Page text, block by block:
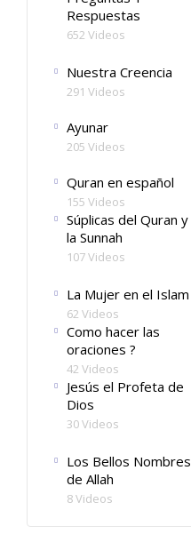
Respuestas
652 Videos
Nuestra Creencia
291 Videos
Ayunar
205 Videos
Quran en español
155 Videos
Súplicas del Quran y
la Sunnah
107 Videos
La Mujer en el Islam
62 Videos
Como hacer las
oraciones ?
42 Videos
Jesús el Profeta de
Dios
30 Videos
Los Bellos Nombres
de Allah
8 Videos